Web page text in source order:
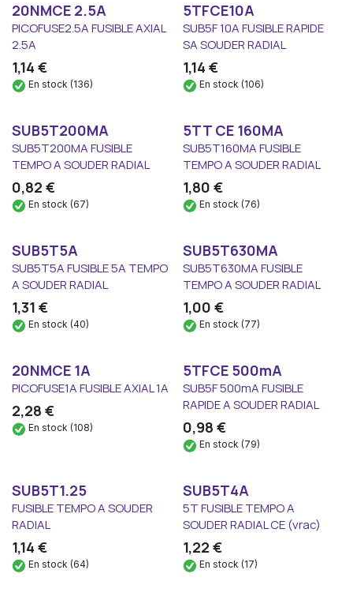
20NMCE 2.5A
PICOFUSE2.5A FUSIBLE AXIAL
2.5A
1,14 €
En stock (136)
5TFCE10A
SUB5F 10A FUSIBLE RAPIDE
SA SOUDER RADIAL
1,14 €
En stock (106)
SUB5T200MA
SUB5T200MA FUSIBLE
TEMPO A SOUDER RADIAL
0,82 €
En stock (67)
5TT CE 160MA
SUB5T160MA FUSIBLE
TEMPO A SOUDER RADIAL
1,80 €
En stock (76)
SUB5T5A
SUB5T5A FUSIBLE 5A TEMPO
A SOUDER RADIAL
1,31 €
En stock (40)
SUB5T630MA
SUB5T630MA FUSIBLE
TEMPO A SOUDER RADIAL
1,00 €
En stock (77)
20NMCE 1A
PICOFUSE1A FUSIBLE AXIAL 1A
2,28 €
En stock (108)
5TFCE 500mA
SUB5F 500mA FUSIBLE
RAPIDE A SOUDER RADIAL
0,98 €
En stock (79)
SUB5T1.25
FUSIBLE TEMPO A SOUDER
RADIAL
1,14 €
En stock (64)
SUB5T4A
5T FUSIBLE TEMPO A
SOUDER RADIAL CE (vrac)
1,22 €
En stock (17)